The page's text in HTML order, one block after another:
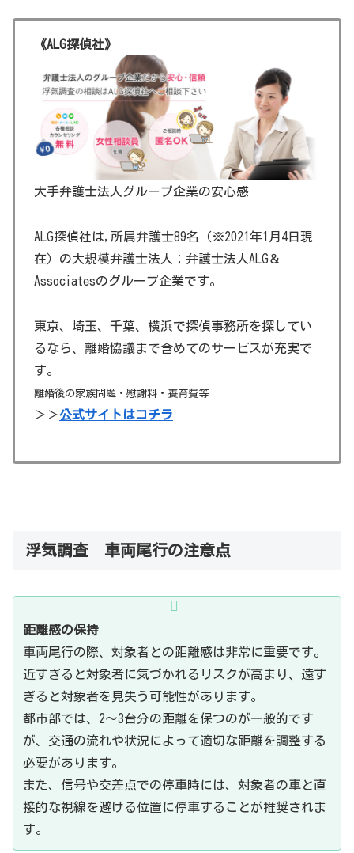
《ALG探偵社》
大手弁護士法人グループ企業の安心感
ALG探偵社は,所属弁護士89名（※2021年1月4日現
在）の大規模弁護士法人；弁護士法人ALG＆
Associatesのグループ企業です。
東京、埼玉、千葉、横浜で探偵事務所を探してい
るなら、離婚協議まで含めてのサービスが充実で
す。
離婚後の家族問題・慰謝料・養育費等
＞＞公式サイトはコチラ
浮気調査 車両尾行の注意点
距離感の保持
車両尾行の際、対象者との距離感は非常に重要です。
近すぎると対象者に気づかれるリスクが高まり、遠す
ぎると対象者を見失う可能性があります。
都市部では、2〜3台分の距離を保つのが一般的です
が、交通の流れや状況によって適切な距離を調整する
必要があります。
また、信号や交差点での停車時には、対象者の車と直
接的な視線を避ける位置に停車することが推奨されま
す。